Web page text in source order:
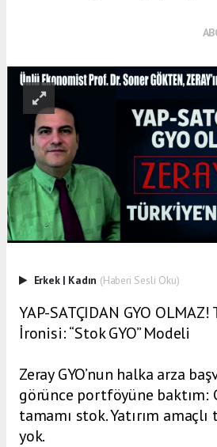
Erkek | Kadın (Haberi Sesli Oku)
YAP-SATÇIDAN GYO OLMAZ!
İronisi: “Stok GYO” Modeli
Zeray GYO’nun halka arza
görünce portföyüne baktım:
tamamı stok. Yatırım
yok.